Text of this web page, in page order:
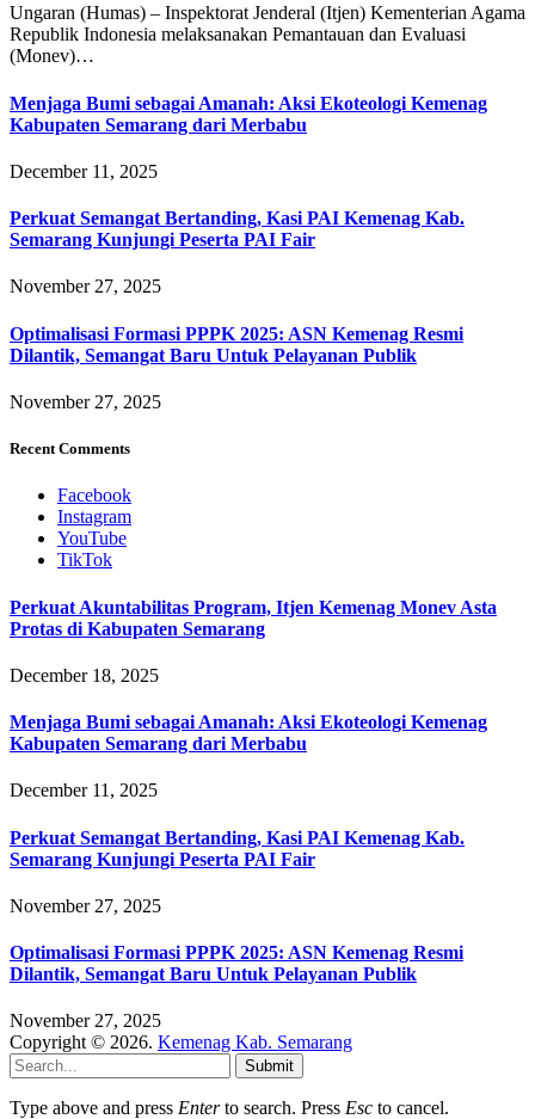
Ungaran (Humas) – Inspektorat Jenderal (Itjen) Kementerian Agama
Republik Indonesia melaksanakan Pemantauan dan Evaluasi
(Monev)…
Menjaga Bumi sebagai Amanah: Aksi Ekoteologi Kemenag
Kabupaten Semarang dari Merbabu
December 11, 2025
Perkuat Semangat Bertanding, Kasi PAI Kemenag Kab.
Semarang Kunjungi Peserta PAI Fair
November 27, 2025
Optimalisasi Formasi PPPK 2025: ASN Kemenag Resmi
Dilantik, Semangat Baru Untuk Pelayanan Publik
November 27, 2025
Recent Comments
Facebook
Instagram
YouTube
TikTok
Perkuat Akuntabilitas Program, Itjen Kemenag Monev Asta
Protas di Kabupaten Semarang
December 18, 2025
Menjaga Bumi sebagai Amanah: Aksi Ekoteologi Kemenag
Kabupaten Semarang dari Merbabu
December 11, 2025
Perkuat Semangat Bertanding, Kasi PAI Kemenag Kab.
Semarang Kunjungi Peserta PAI Fair
November 27, 2025
Optimalisasi Formasi PPPK 2025: ASN Kemenag Resmi
Dilantik, Semangat Baru Untuk Pelayanan Publik
November 27, 2025
Copyright © 2026. Kemenag Kab. Semarang
Submit
Type above and press Enterto search. Press Esc to cancel.